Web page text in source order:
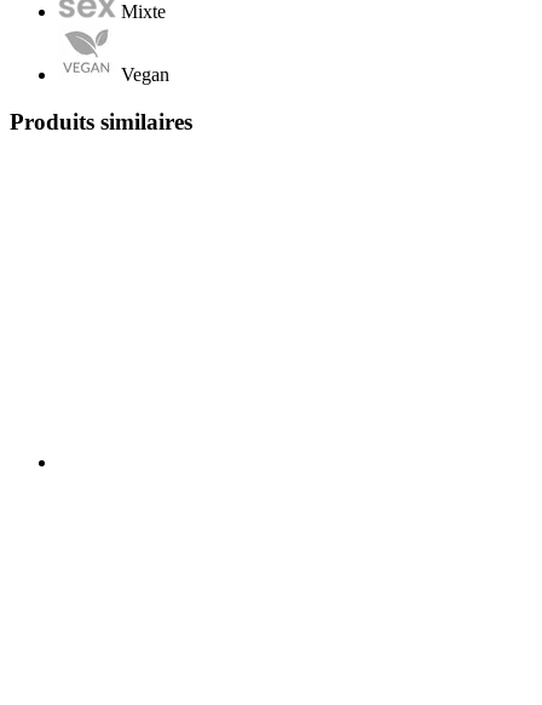
Mixte
Vegan
Produits similaires